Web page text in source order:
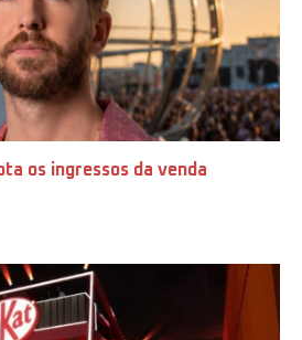
os ingressos da venda